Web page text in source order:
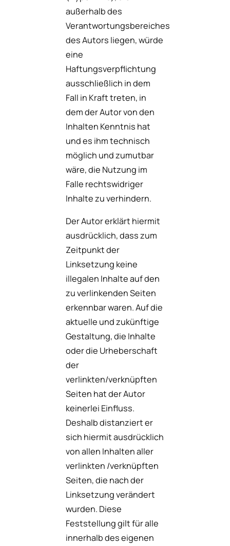
außerhalb des
Verantwortungsbereiches
des Autors liegen, würde
eine
Haftungsverpflichtung
ausschließlich in dem
Fall in Kraft treten, in
dem der Autor von den
Inhalten Kenntnis hat
und es ihm technisch
möglich und zumutbar
wäre, die Nutzung im
Falle rechtswidriger
Inhalte zu verhindern.
Der Autor erklärt hiermit
ausdrücklich, dass zum
Zeitpunkt der
Linksetzung keine
illegalen Inhalte auf den
zu verlinkenden Seiten
erkennbar waren. Auf die
aktuelle und zukünftige
Gestaltung, die Inhalte
oder die Urheberschaft
der
verlinkten/verknüpften
Seiten hat der Autor
keinerlei Einfluss.
Deshalb distanziert er
sich hiermit ausdrücklich
von allen Inhalten aller
verlinkten /verknüpften
Seiten, die nach der
Linksetzung verändert
wurden. Diese
Feststellung gilt für alle
innerhalb des eigenen